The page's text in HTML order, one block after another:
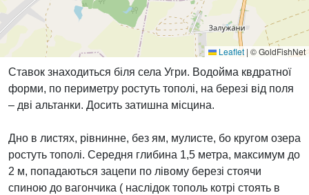
Leaflet | © GoldFishNet
Ставок знаходиться біля села Угри. Водойма квдратної
форми, по периметру ростуть тополі, на березі від поля
– дві альтанки. Досить затишна місцина.
Дно в листях, рівнинне, без ям, мулисте, бо кругом озера
ростуть тополі. Середня глибина 1,5 метра, максимум до
2 м, попадаються зацепи по лівому березі стоячи
спиною до вагончика ( наслідок тополь котрі стоять в